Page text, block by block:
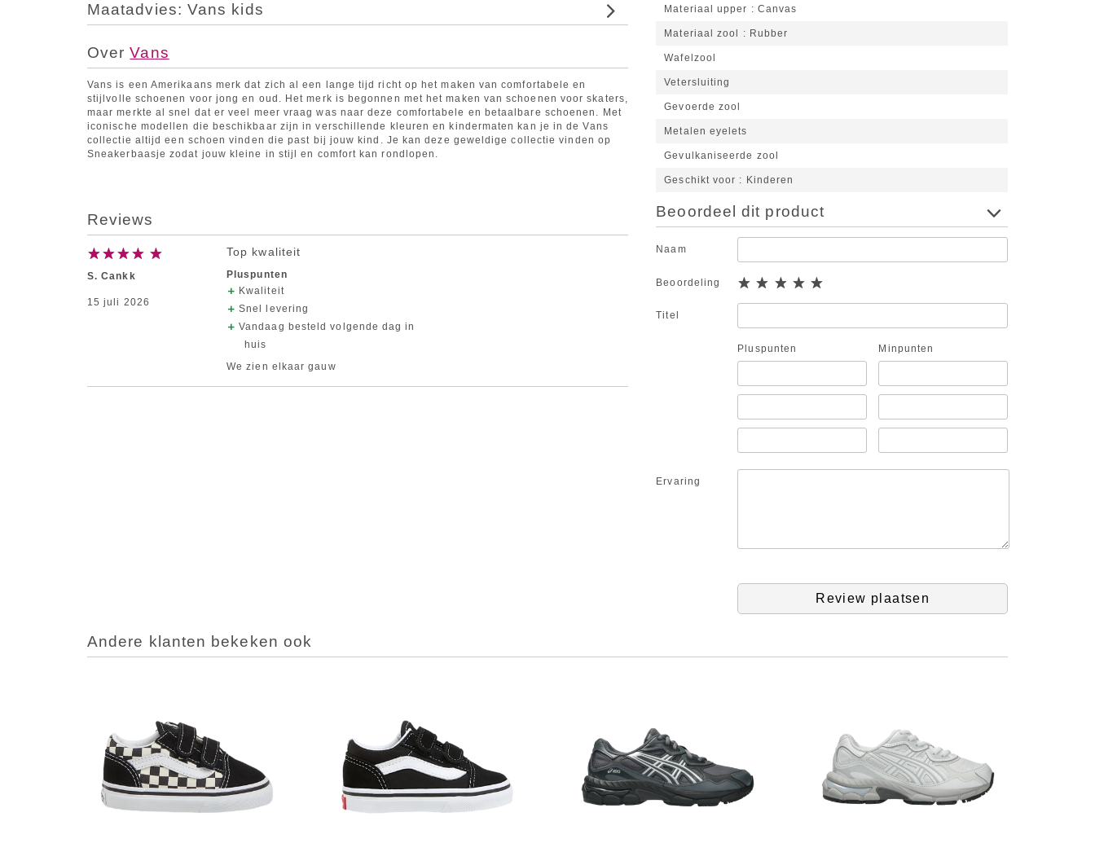
Maatadvies: Vans kids
OverVans
Vans is een Amerikaans merk dat zich al een lange tijd richt op het maken van comfortabele en
stijlvolle schoenen voor jong en oud. Het merk is begonnen met het maken van schoenen voor skaters,
maar merkte al snel dat er veel meer vraag was naar deze comfortabele en betaalbare schoenen. Met
iconische modellen die beschikbaar zijn in verschillende kleuren en kindermaten kan je in de Vans
collectie altijd een schoen vinden die past bij jouw kind. Je kan deze geweldige collectie vinden op
Sneakerbaasje zodat jouw kleine in stijl en comfort kan rondlopen.
Materiaal upper Canvas
Materiaal zool Rubber
Wafelzool
Vetersluiting
Gevoerde zool
Metalen eyelets
Gevulkaniseerde zool
Geschikt voor Kinderen
Reviews
S. Cankk
15 juli 2026
Top kwaliteit
Pluspunten
Kwaliteit
Snel levering
Vandaag besteld volgende dag in
huis
We zien elkaar gauw
Beoordeel dit product
Naam
Beoordeling
Titel
Pluspunten Minpunten
Ervaring
Review plaatsen
Andere klanten bekeken ook